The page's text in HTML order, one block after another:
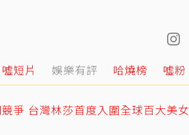
噓短片 娛樂有評 哈燒榜 噓粉
爭 台灣林莎首度入圍全球百大美女